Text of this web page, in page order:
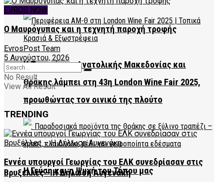
Η Περιφέρεια Ανατολικής Μακεδονίας και
Θράκης λάμπει στη 43η London Wine Fair 2025,
προωθώντας τον οινικό της πλούτο
Η Γεύση και η Ψυχή του Τόπου μας
EVROS NOW
Ο Μαυρόγυπας και η τεχνητή παροχή τροφής
EvrosPost Team
5 Αυγούστου, 2026
No Result
View All Result
TRENDING
Εννέα υπουργοί Γεωργίας του ΕΛΚ συνεδρίασαν στις
Βρυξέλλες – Η Δήλωση Αυγενάκη